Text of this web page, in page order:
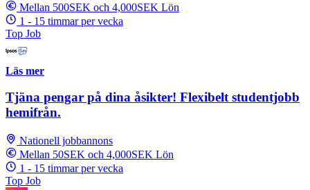
Mellan 500SEK och 4,000SEK Lön
1 - 15 timmar per vecka
Top Job
Läs mer
Tjäna pengar på dina åsikter! Flexibelt studentjobb
hemifrån.
Nationell jobbannons
Mellan 50SEK och 4,000SEK Lön
1 - 15 timmar per vecka
Top Job